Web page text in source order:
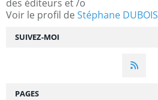
SUIVEZ-MOI
des éditeurs et /o
Voir le profil de Stéphane DUBOIS
PAGES